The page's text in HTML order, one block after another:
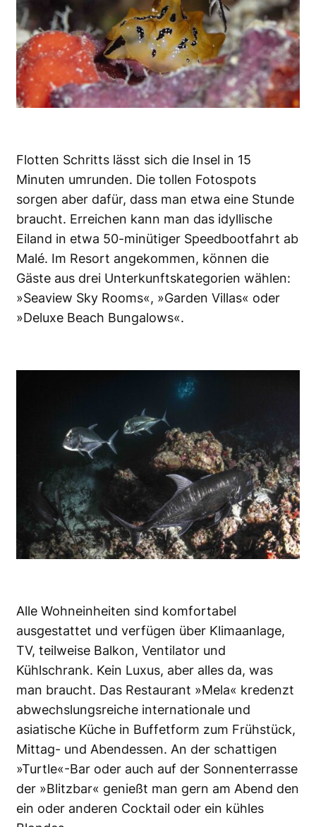
Flotten Schritts lässt sich die Insel in 15
Minuten umrunden. Die tollen Fotospots
sorgen aber dafür, dass man etwa eine Stunde
braucht. Erreichen kann man das idyllische
Eiland in etwa 50-minütiger Speedbootfahrt ab
Malé. Im Resort angekommen, können die
Gäste aus drei Unterkunftskategorien wählen:
»Seaview Sky Rooms«, »Garden Villas« oder
»Deluxe Beach Bungalows«.
Alle Wohneinheiten sind komfortabel
ausgestattet und verfügen über Klimaanlage,
TV, teilweise Balkon, Ventilator und
Kühlschrank. Kein Luxus, aber alles da, was
man braucht. Das Restaurant »Mela« kredenzt
abwechslungsreiche internationale und
asiatische Küche in Buffetform zum Frühstück,
Mittag- und Abendessen. An der schattigen
»Turtle«-Bar oder auch auf der Sonnenterrasse
der »Blitzbar« genießt man gern am Abend den
ein oder anderen Cocktail oder ein kühles